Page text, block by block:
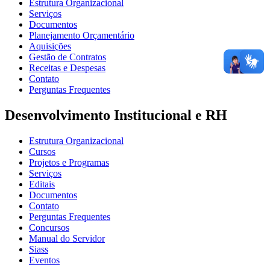
Estrutura Organizacional
Serviços
Documentos
Planejamento Orçamentário
Aquisições
Gestão de Contratos
Receitas e Despesas
Contato
Perguntas Frequentes
Desenvolvimento Institucional e RH
Estrutura Organizacional
Cursos
Projetos e Programas
Serviços
Editais
Documentos
Contato
Perguntas Frequentes
Concursos
Manual do Servidor
Siass
Eventos